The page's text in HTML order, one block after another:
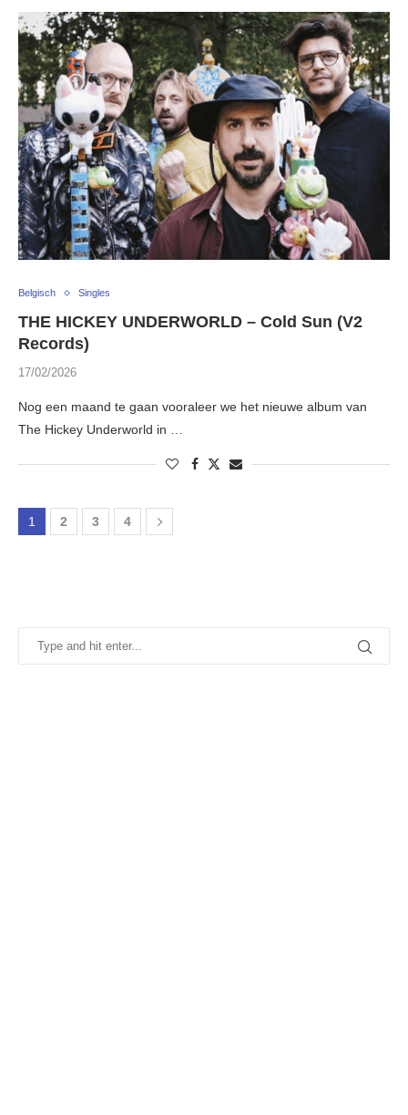
Belgisch Singles
THE HICKEY UNDERWORLD – Cold Sun (V2
Records)
17/02/2026
Nog een maand te gaan vooraleer we het nieuwe album van
The Hickey Underworld in …
1 2 3 4